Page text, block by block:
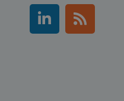
L
i
n
R
s
s